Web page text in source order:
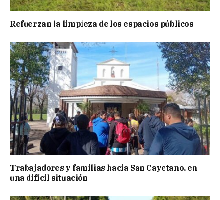
Refuerzan la limpieza de los espacios públicos
Trabajadores y familias hacia San Cayetano, en
una difícil situación